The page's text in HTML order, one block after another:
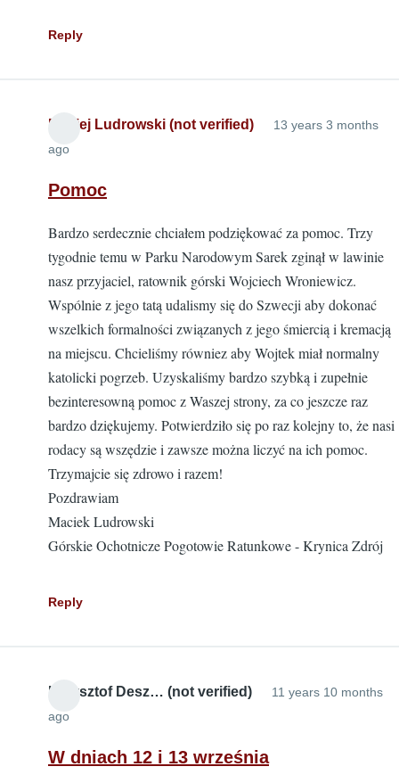
Reply
Maciej Ludrowski (not verified)
13 years 3 months
ago
Pomoc
Bardzo serdecznie chciałem podziękować za pomoc. Trzy
tygodnie temu w Parku Narodowym Sarek zginął w lawinie
nasz przyjaciel, ratownik górski Wojciech Wroniewicz.
Wspólnie z jego tatą udalismy się do Szwecji aby dokonać
wszelkich formalności związanych z jego śmiercią i kremacją
na miejscu. Chcieliśmy równiez aby Wojtek miał normalny
katolicki pogrzeb. Uzyskaliśmy bardzo szybką i zupełnie
bezinteresowną pomoc z Waszej strony, za co jeszcze raz
bardzo dziękujemy. Potwierdziło się po raz kolejny to, że nasi
rodacy są wszędzie i zawsze można liczyć na ich pomoc.
Trzymajcie się zdrowo i razem!
Pozdrawiam
Maciek Ludrowski
Górskie Ochotnicze Pogotowie Ratunkowe - Krynica Zdrój
Reply
Krzysztof Desz… (not verified)
11 years 10 months
ago
W dniach 12 i 13 września